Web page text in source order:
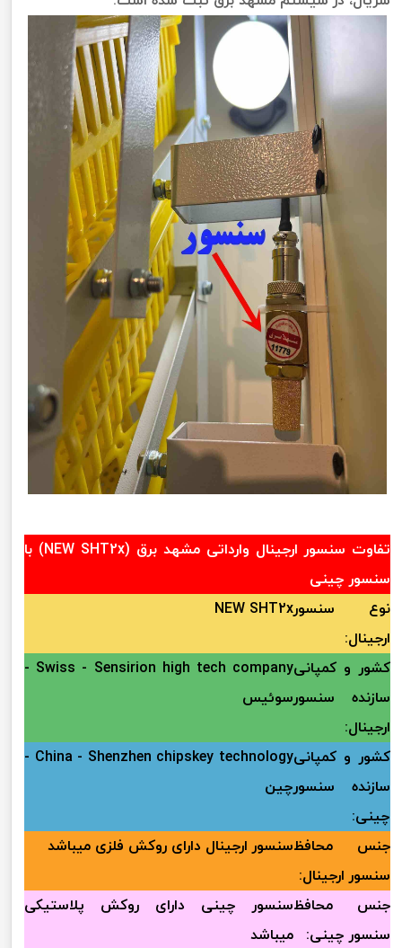
تفاوت سنسور ارجینال وارداتی مشهد برق (NEW SHT2x) با
سنسور چینی
نوع سنسور
ارجینال:
NEW SHT2x
کشور و کمپانی
سازنده سنسور
ارجینال:
Swiss - Sensirion high tech company -
سوئیس
کشور و کمپانی
سازنده سنسور
چینی:
China - Shenzhen chipskey technology -
چین
جنس محافظ
سنسور ارجینال:
سنسور ارجینال دارای روکش فلزی میباشد
جنس محافظ
سنسور چینی:
سنسور چینی دارای روکش پلاستیکی
میباشد